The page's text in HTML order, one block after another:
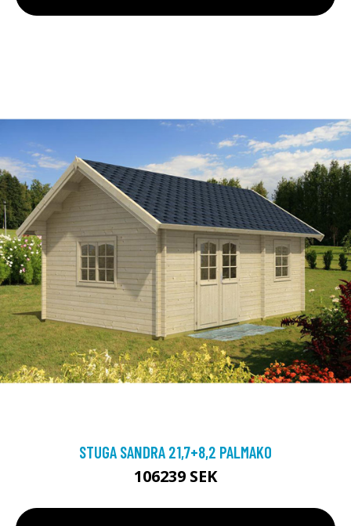
STUGA SANDRA 21,7+8,2 PALMAKO
106239 SEK